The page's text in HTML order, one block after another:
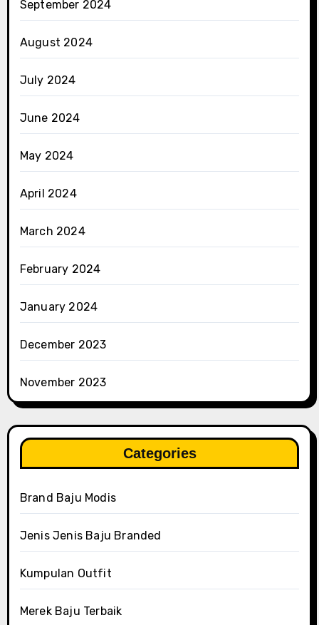
September 2024
August 2024
July 2024
June 2024
May 2024
April 2024
March 2024
February 2024
January 2024
December 2023
November 2023
Categories
Brand Baju Modis
Jenis Jenis Baju Branded
Kumpulan Outfit
Merek Baju Terbaik